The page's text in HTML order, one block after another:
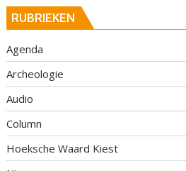
RUBRIEKEN
Agenda
Archeologie
Audio
Column
Hoeksche Waard Kiest